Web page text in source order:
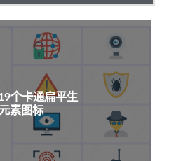
个卡通扁平生
素图标